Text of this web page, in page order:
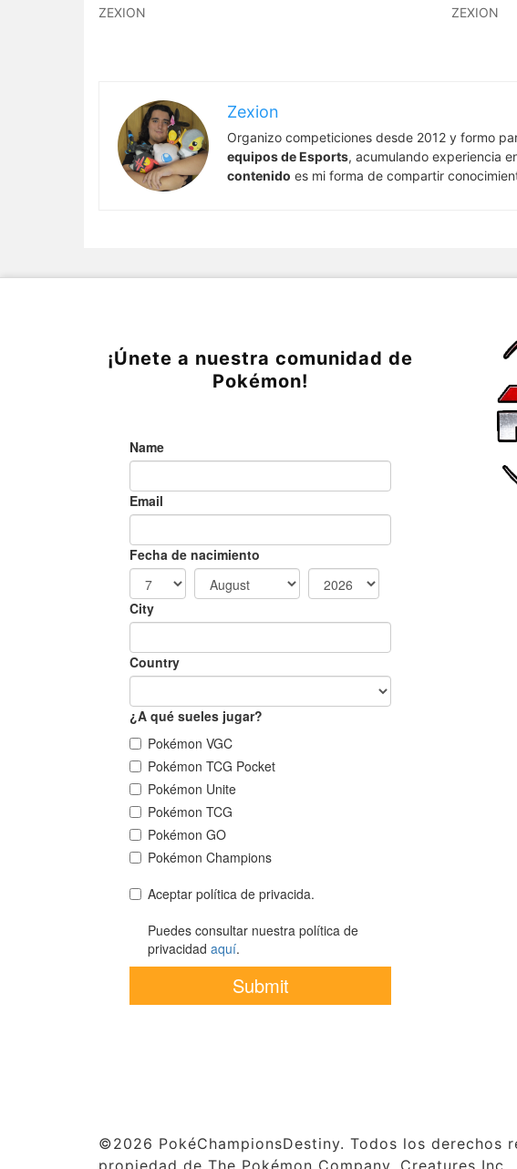
ZEXION ZEXION
Zexion
Organizo competiciones desde 2012 y formo
equipos de Esports, acumulando experiencia
contenido es mi forma de compartir
¡Únete a nuestra comunidad de
Pokémon!
©2026 PokéChampionsDestiny. Todos los